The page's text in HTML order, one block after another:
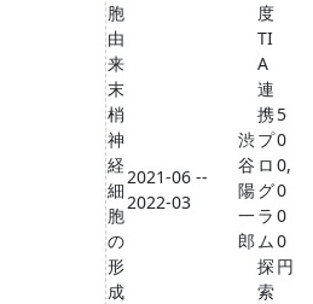
胞
由
来
末
梢
神
経
細
胞
の
形
成
2021-06 --
2022-03
渋
谷
陽
一
郎
度
TI
A
連
携
プ
ロ
グ
ラ
ム
探
索
5
0
0,
0
0
0
円